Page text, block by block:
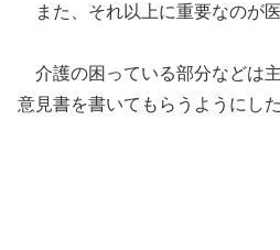
また、それ以上に重要なのが医
介護の困っている部分などは
意見書を書いてもらうようにし